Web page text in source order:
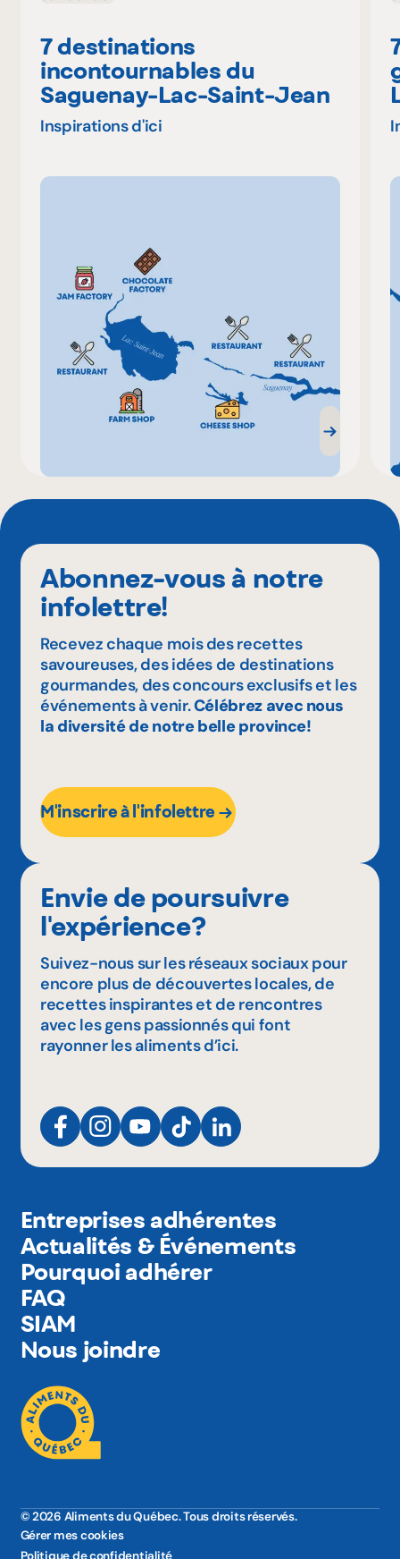
7 destinations
incontournables du
Saguenay-Lac-Saint-Jean
Inspirations d'ici
Abonnez-vous à notre
infolettre!
Recevez chaque mois des recettes
savoureuses, des idées de destinations
gourmandes, des concours exclusifs et les
événements à venir.Célébrez avec nous
la diversité de notre belle province!
M'inscrire à l'infolettre
Envie de poursuivre
l'expérience?
Suivez-nous sur les réseaux sociaux pour
encore plus de découvertes locales, de
recettes inspirantes et de rencontres
avec les gens passionnés qui font
rayonner les aliments d’ici.
Entreprises adhérentes
Actualités & Événements
Pourquoi adhérer
FAQ
SIAM
Nous joindre
© 2026 Aliments du Québec. Tous droits réservés.
Gérer mes cookies
Politique de confidentialité